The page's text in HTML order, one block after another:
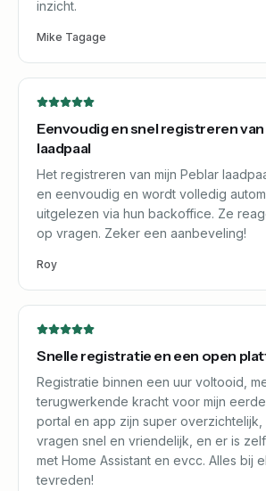
inzicht.
Mike Tagage
Eenvoudig en snel registreren
laadpaal
Het registreren van mijn Peblar
en eenvoudig en wordt volledig
uitgelezen via hun backoffice. Ze
op vragen. Zeker een aanbeveling!
Roy
Snelle registratie en een open
Registratie binnen een uur voltooid,
terugwerkende kracht voor mijn
portal en app zijn super
vragen snel en vriendelijk, en er is
met Home Assistant en evcc. Alles bij
tevreden!